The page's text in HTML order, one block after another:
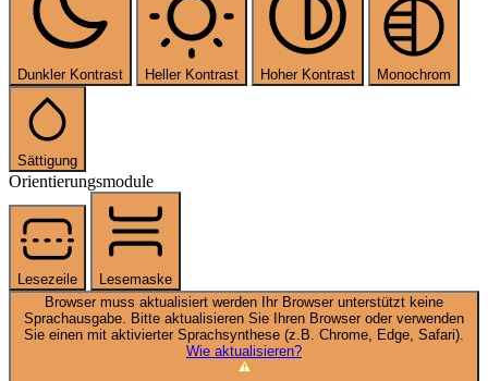
Dunkler Kontrast Heller Kontrast Hoher Kontrast Monochrom
Sättigung
Orientierungsmodule
Lesezeile
Lesemaske
Browser muss aktualisiert werden
Ihr Browser unterstützt keine
Sprachausgabe. Bitte aktualisieren Sie Ihren Browser oder verwenden
Sie einen mit aktivierter Sprachsynthese (z.B. Chrome, Edge, Safari).
Wie aktualisieren?